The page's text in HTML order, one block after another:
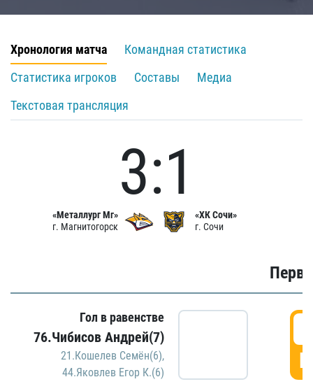
Хронология матча
Командная статистика
Статистика игроков
Составы
Медиа
Текстовая трансляция
«Металлург Мг»
г. Магнитогорск
3:1
«ХК Сочи»
г. Сочи
Гол в равенстве
76.Чибисов Андрей(7)
21.Кошелев Семён(6),
44.Яковлев Егор К.(6)